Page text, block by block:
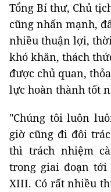
Tổng Bí thư, Chủ
cũng nhấn mạnh,
nhiều thuận lợi,
khó khăn, thách
được chủ quan,
lực hoàn thành tốt
"Chúng tôi luôn
giờ cũng đi đôi
thì trách nhiệm
trong giai đoạn
XIII. Có rất nhiều